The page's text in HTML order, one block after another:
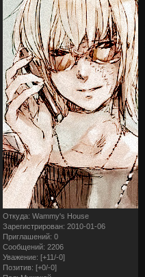
Откуда: Wammy's House
Зарегистрирован: 2010-01-06
Приглашений: 0
Сообщений: 2206
Уважение: [+11/-0]
Позитив: [+0/-0]